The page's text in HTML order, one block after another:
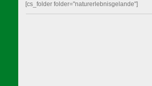
[cs_folder folder="naturerlebnisgelande"]